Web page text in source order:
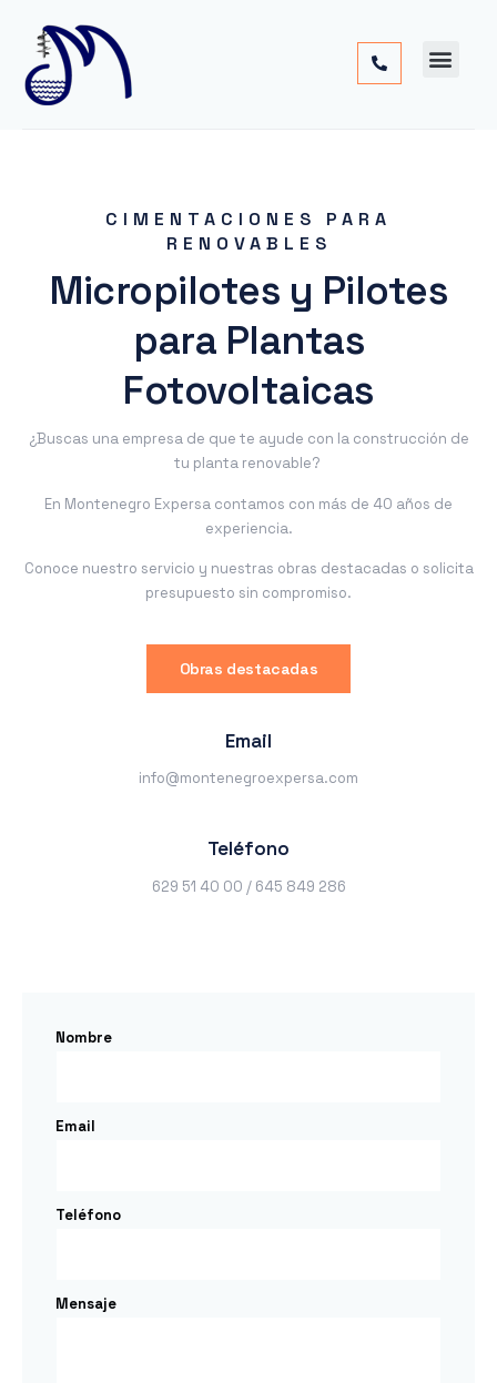
CIMENTACIONES PARA
RENOVABLES
Micropilotes y Pilotes
para Plantas
Fotovoltaicas
¿Buscas una empresa de que te ayude con la construcción de
tu planta renovable?
En Montenegro Expersa contamos con más de 40 años de
experiencia.
Conoce nuestro servicio y nuestras obras destacadas o solicita
presupuesto sin compromiso.
Obras destacadas
Email
info@montenegroexpersa.com
Teléfono
629 51 40 00 / 645 849 286
Nombre
Email
Teléfono
Mensaje